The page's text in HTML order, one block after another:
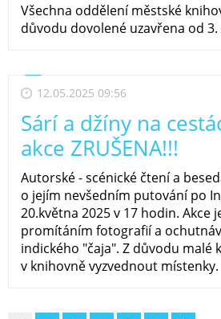
Všechna oddělení městské
důvodu dovolené uzavřena od
12.05.2025 09:56
Sárí a džíny na
akce ZRUŠENA!!!
Autorské - scénické čtení a
o jejím nevšedním putování po
20.května 2025 v 17 hodin. Akce
promítáním fotografií a
indického "čaja". Z důvodu malé
v knihovně vyzvednout místenky.